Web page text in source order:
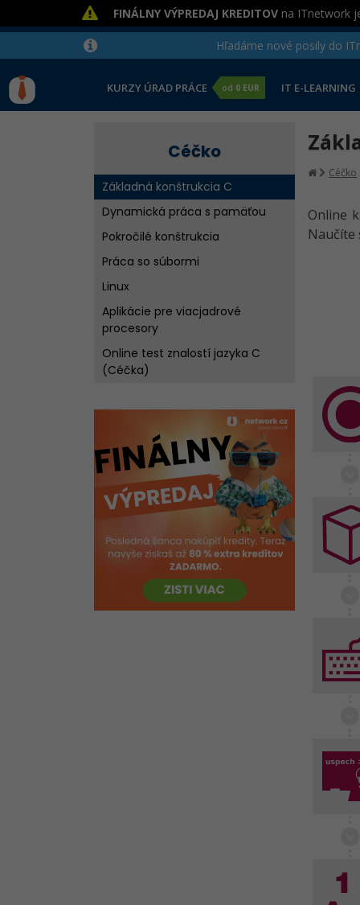
FINÁLNY VÝPREDAJ KREDITOV na ITnetwork
Hľadáme nové posily do
KURZY ÚRAD PRÁCE od 0 EUR IT E-LEARNING
Céčko
Základná konštrukcia C
Dynamická práca s pamäťou
Pokročilé konštrukcia
Práca so súbormi
Linux
Aplikácie pre viacjadrové
procesory
Online test znalostí jazyka C
(Céčka)
Céčko
Online
Naučíte